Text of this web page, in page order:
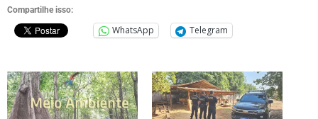
Compartilhe isso:
WhatsApp Telegram